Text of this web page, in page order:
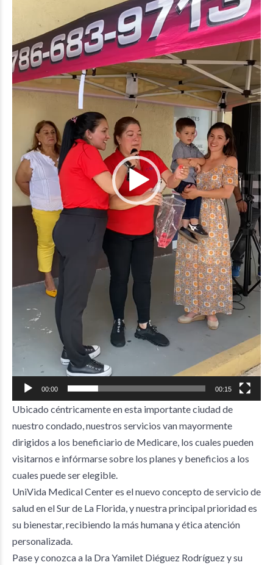
00:00 00:15
Ubicado céntricamente en esta importante ciudad de
nuestro condado, nuestros servicios van mayormente
dirigidos a los beneficiario de Medicare, los cuales pueden
visitarnos e infórmarse sobre los planes y beneficios a los
cuales puede ser elegible.
UniVida Medical Center es el nuevo concepto de servicio de
salud en el Sur de La Florida, y nuestra principal prioridad es
su bienestar, recibiendo la más humana y ética atención
personalizada.
Pase y conozca a la Dra Yamilet Diéguez Rodríguez y su